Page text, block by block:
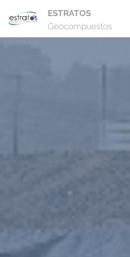
ESTRATOS
Geocompuestos